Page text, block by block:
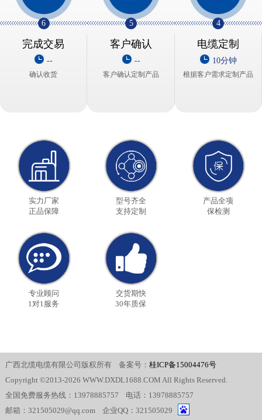
4
电缆定制
10分钟
根据客户需求定制产品
5
客户确认
--
客户确认定制产品
6
完成交易
--
确认收货
实力厂家
正品保障
型号齐全
支持定制
产品全项
保检测
专业顾问
1对1服务
交货期快
30年质保
广西北缆电缆有限公司版权所有 备案号： 桂ICP备15004476号
Copyright ©2013-2026 WWW.DXDL1688.COM All Rights Reserved.
全国免费服务热线：13978885757 电话：13978885757
邮箱：321505029@qq.com 企业QQ：321505029